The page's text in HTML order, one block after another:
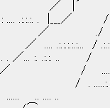
／ |´
.: .... .:.:.:. . |___
./
.:.:.:.:.:... /
／... :.
/ .... .:.:.:. . ..
／ / .
..:.:.:.:.:.:... ......